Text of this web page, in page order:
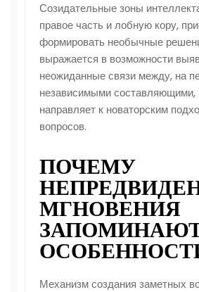
Созидательные зоны
правое часть и лобную кору,
формировать необычные
выражается в возможности
неожиданные связи между, на
независимыми составляющими,
направляет к новаторским
вопросов.
ПОЧЕМУ
МГНОВЕНИЯ
Механизм создания заметных